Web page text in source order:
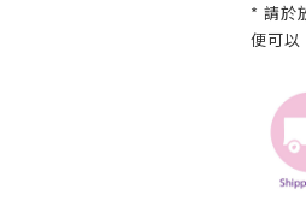
* 請於
便可以